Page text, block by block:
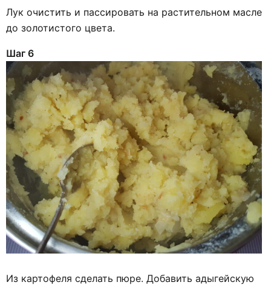
Лук очистить и пассировать на растительном масле
до золотистого цвета.
Шаг 6
Из картофеля сделать пюре. Добавить адыгейскую